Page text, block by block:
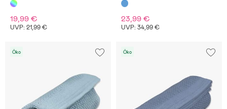
19,99 €
UVP: 21,99 €
23,99 €
UVP: 34,99 €
Öko Öko